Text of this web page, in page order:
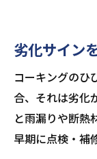
劣化サイン
コーキングのひ
合、それは劣化
と雨漏りや断熱
早期に点検・補